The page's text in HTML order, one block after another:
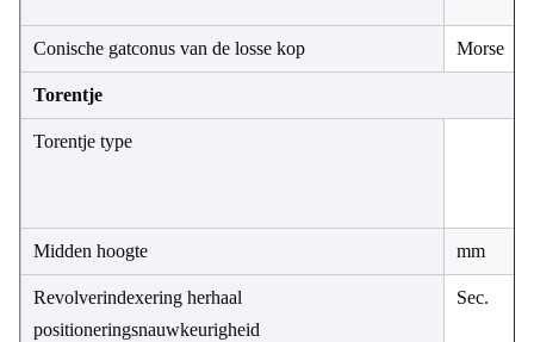
Conische gatconus van de losse kop Morse
Torentje
Torentje type
Midden hoogte mm
Revolverindexering herhaal
positioneringsnauwkeurigheid
Sec.